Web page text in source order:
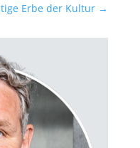
Erbe der Kultur →